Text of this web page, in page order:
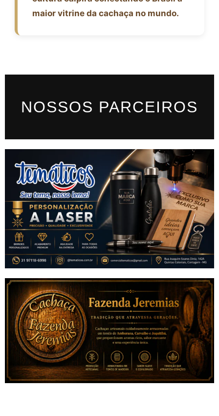
maior vitrine da cachaça no mundo.
NOSSOS PARCEIROS